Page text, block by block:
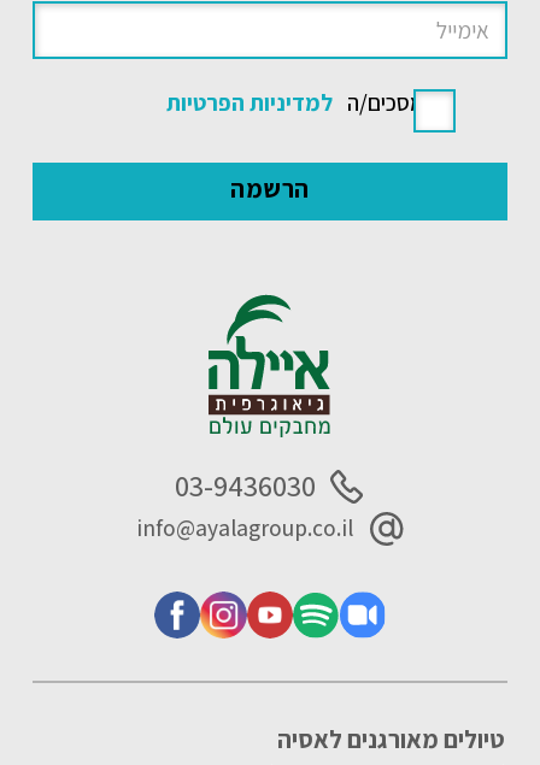
אני מסכים/ה למדיניות הפרטיות
טיולים מאורגנים לאסיה
03-9436030
info@ayalagroup.co.il